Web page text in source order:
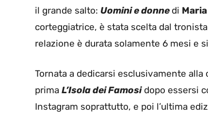
il grande salto: Uomini e donne di
corteggiatrice, è stata scelta dal tronista
relazione è durata solamente 6 mesi e
Tornata a dedicarsi esclusivamente alla
prima L’Isola dei Famosidopo essersi
Instagram soprattutto, e poi l’ultima